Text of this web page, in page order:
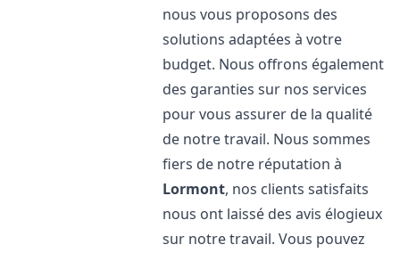
nous vous proposons des
solutions adaptées à votre
budget. Nous offrons également
des garanties sur nos services
pour vous assurer de la qualité
de notre travail. Nous sommes
fiers de notre réputation à
Lormont, nos clients satisfaits
nous ont laissé des avis élogieux
sur notre travail. Vous pouvez